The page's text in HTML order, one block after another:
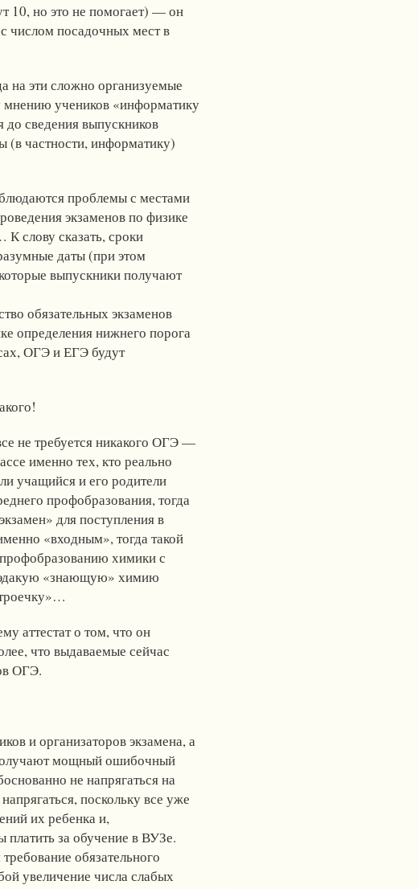
10, но это не помогает) — он
числом посадочных мест в
на эти сложно организуемые
мнению учеников «информатику
сведения выпускников
(в частности, информатику)
проблемы с местами
экзаменов по физике
слову сказать, сроки
даты (при этом
выпускники получают
обязательных экзаменов
определения нижнего порога
ОГЭ и ЕГЭ будут
не требуется никакого ОГЭ —
именно тех, кто реально
учащийся и его родители
профобразования, тогда
для поступления в
«входным», тогда такой
химики с
«знающую» химию
аттестат о том, что он
что выдаваемые сейчас
ОГЭ.
и организаторов экзамена, а
мощный ошибочный
не напрягаться на
поскольку все уже
их ребенка и,
платить за обучение в ВУЗе.
обязательного
увеличение числа слабых